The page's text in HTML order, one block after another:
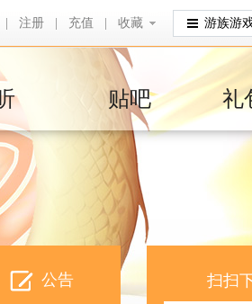
注册 充值 收藏
收藏 游族游
贴吧 礼
公告 扫扫